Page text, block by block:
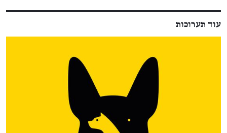
עוד תערוכות